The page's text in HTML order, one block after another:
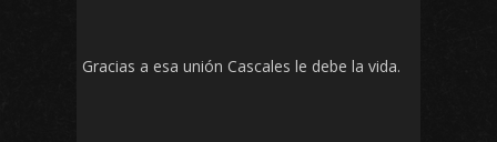
Gracias a esa unión Cascales le debe la vida.